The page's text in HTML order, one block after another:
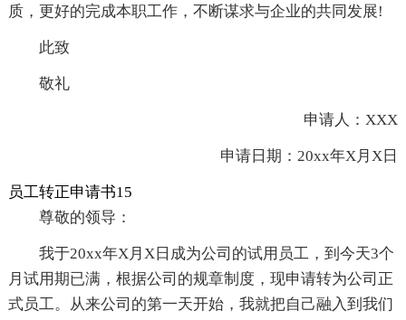
质，更好的完成本职工作，不断谋求与企业的共同发展!
此致
敬礼
申请人：XXX
申请日期：20xx年X月X日
员工转正申请书15
尊敬的领导：
我于20xx年X月X日成为公司的试用员工，到今天3个
月试用期已满，根据公司的规章制度，现申请转为公司正
式员工。从来公司的第一天开始，我就把自己融入到我们